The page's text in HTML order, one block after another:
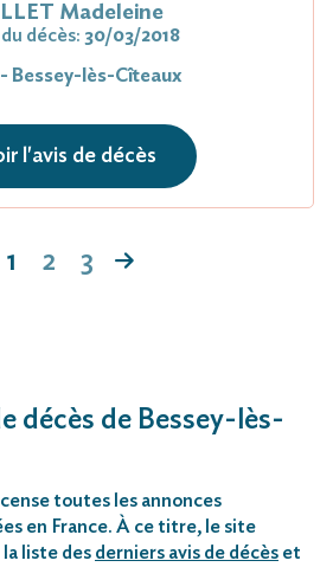
Madeleine
décès: 30/03/2018
- Bessey-lès-Cîteaux
l'avis de décès
1 2 3
décès de Bessey-lès-
toutes les annonces
en France. À ce titre, le site
liste des derniers avis de décès et